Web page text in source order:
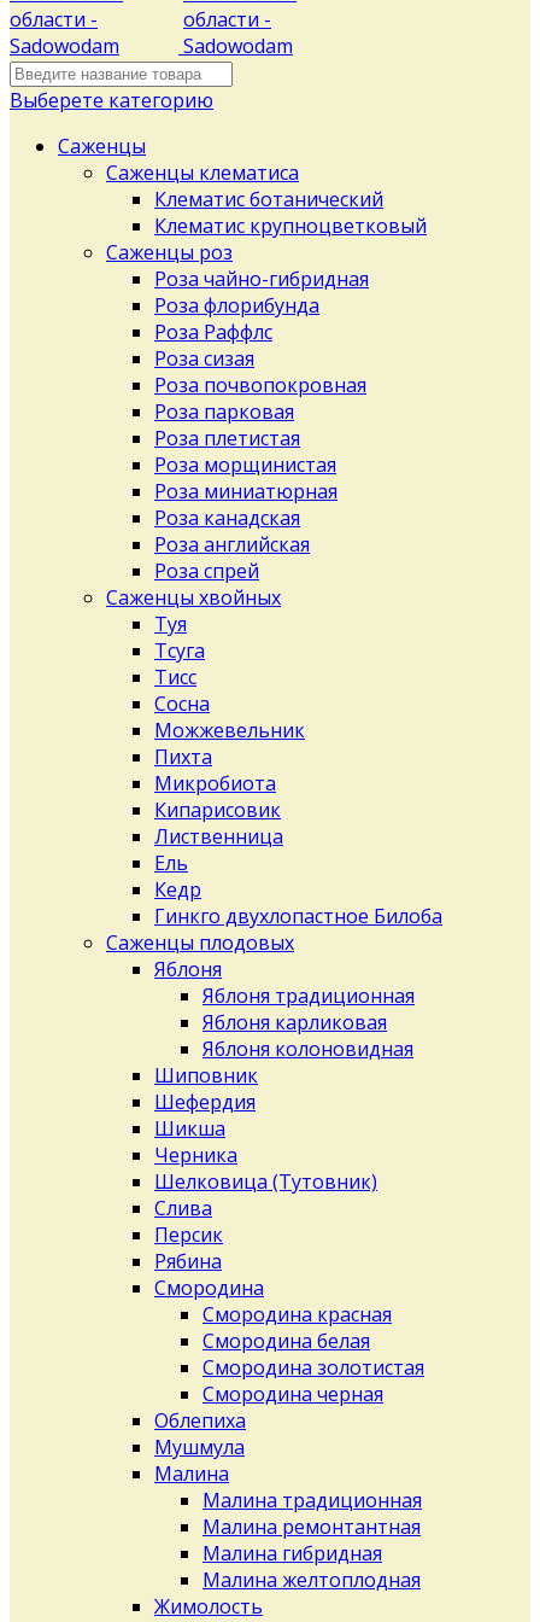
Выберете категорию
Саженцы
Саженцы клематиса
Клематис ботанический
Клематис крупноцветковый
Саженцы роз
Роза чайно-гибридная
Роза флорибунда
Роза Раффлс
Роза сизая
Роза почвопокровная
Роза парковая
Роза плетистая
Роза морщинистая
Роза миниатюрная
Роза канадская
Роза английская
Роза спрей
Саженцы хвойных
Туя
Тсуга
Тисс
Сосна
Можжевельник
Пихта
Микробиота
Кипарисовик
Лиственница
Ель
Кедр
Гинкго двухлопастное Билоба
Саженцы плодовых
Яблоня
Яблоня традиционная
Яблоня карликовая
Яблоня колоновидная
Шиповник
Шефердия
Шикша
Черника
Шелковица (Тутовник)
Слива
Персик
Рябина
Смородина
Смородина красная
Смородина белая
Смородина золотистая
Смородина черная
Облепиха
Мушмула
Малина
Малина традиционная
Малина ремонтантная
Малина гибридная
Малина желтоплодная
Жимолость